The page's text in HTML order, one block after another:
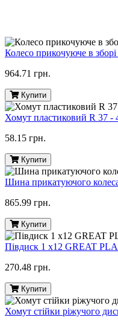
Колесо прикочуюче в
964.71 грн.
Купити
Хомут пластиковий R 37 -
58.15 грн.
Купити
Шина прикатуючого
865.99 грн.
Купити
Півдиск 1 х12 GREAT
270.48 грн.
Купити
Хомут стійки ріжучого